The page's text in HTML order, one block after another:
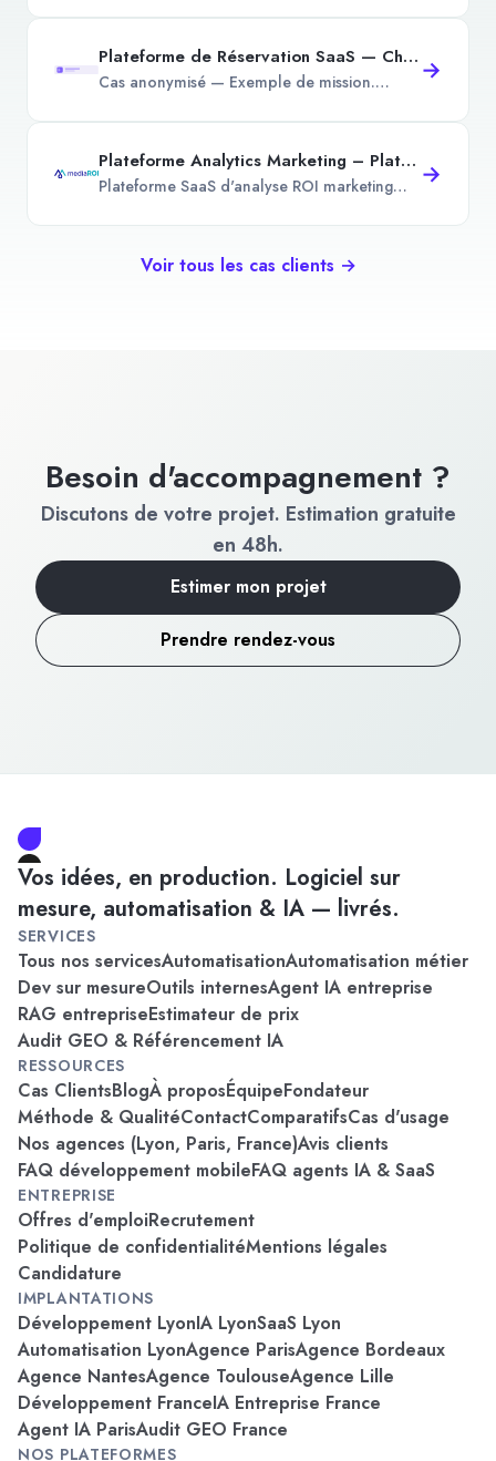
rentabilité pour le secteur du
conditionnement.
Plateforme de Réservation SaaS — Chaîne Hôtelière
Cas anonymisé — Exemple de mission.
avec paiement Stripe et back-office.
→
Plateforme Analytics Marketing – Plateforme SaaS d'analyse ROI marketing
Plateforme SaaS d'analyse ROI marketing
→
Voir tous les cas clients →
Besoin d'accompagnement ?
Discutons de votre projet. Estimation gratuite
en 48h.
Estimer mon projet
Prendre rendez-vous
Vos idées, en production. Logiciel sur
mesure, automatisation & IA — livrés.
SERVICES
Tous nos servicesAutomatisationAutomatisation métier
Dev sur mesureOutils internesAgent IA entreprise
RAG entrepriseEstimateur de prix
Audit GEO & Référencement IA
RESSOURCES
Cas ClientsBlogÀ proposÉquipeFondateur
Méthode & QualitéContactComparatifsCas d'usage
Nos agences (Lyon, Paris, France)Avis clients
FAQ développement mobileFAQ agents IA & SaaS
ENTREPRISE
Offres d'emploiRecrutement
Politique de confidentialitéMentions légales
Candidature
IMPLANTATIONS
Développement LyonIA LyonSaaS Lyon
Automatisation LyonAgence ParisAgence Bordeaux
Agence NantesAgence ToulouseAgence Lille
Développement FranceIA Entreprise France
Agent IA ParisAudit GEO France
NOS PLATEFORMES